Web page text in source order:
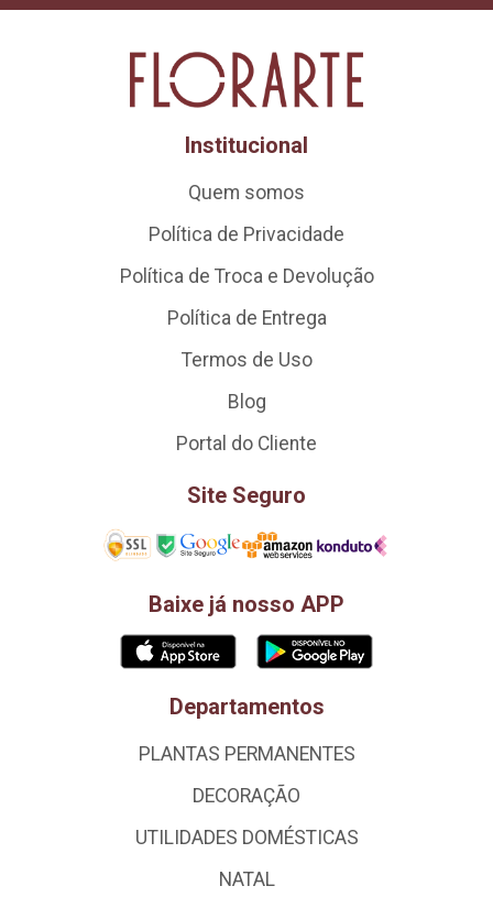
Institucional
Quem somos
Política de Privacidade
Política de Troca e Devolução
Política de Entrega
Termos de Uso
Blog
Portal do Cliente
Site Seguro
Baixe já nosso APP
Departamentos
PLANTAS PERMANENTES
DECORAÇÃO
UTILIDADES DOMÉSTICAS
NATAL